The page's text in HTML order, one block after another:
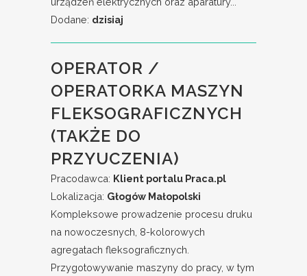
Dodane: dzisiaj
OPERATOR /
OPERATORKA MASZYN
FLEKSOGRAFICZNYCH
(TAKŻE DO
PRZYUCZENIA)
Pracodawca: Klient portalu Praca.pl
Lokalizacja: Głogów Małopolski
Kompleksowe prowadzenie procesu druku
na nowoczesnych, 8-kolorowych
agregatach fleksograficznych.
Przygotowywanie maszyny do pracy, w tym